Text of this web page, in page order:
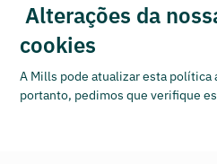
Alterações da
cookies
A Mills pode atualizar esta política
portanto, pedimos que verifique